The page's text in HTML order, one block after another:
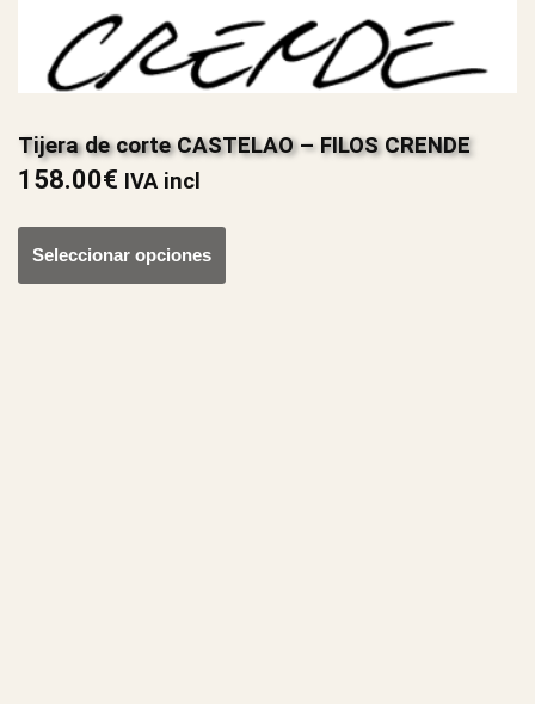
Tijera de corte CASTELAO – FILOS CRENDE
158.00€ IVA incl
Seleccionar opciones